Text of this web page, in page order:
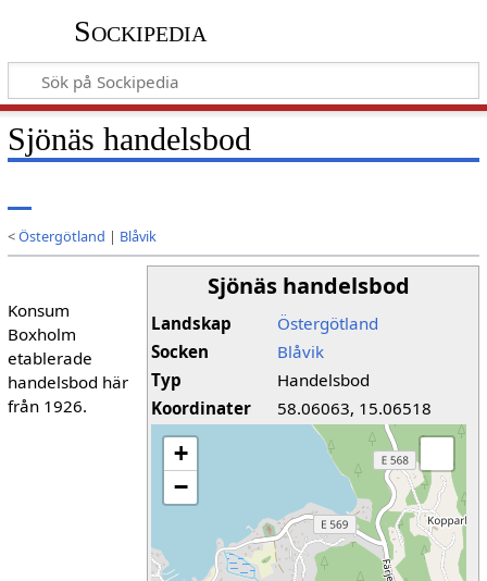
Sockipedia
Sjönäs handelsbod
<Östergötland | Blåvik
Sjönäs handelsbod
Landskap
Östergötland
Socken
Blåvik
Typ
Handelsbod
Koordinater
58.06063, 15.06518
+
−
Konsum
Boxholm
etablerade
handelsbod här
från 1926.